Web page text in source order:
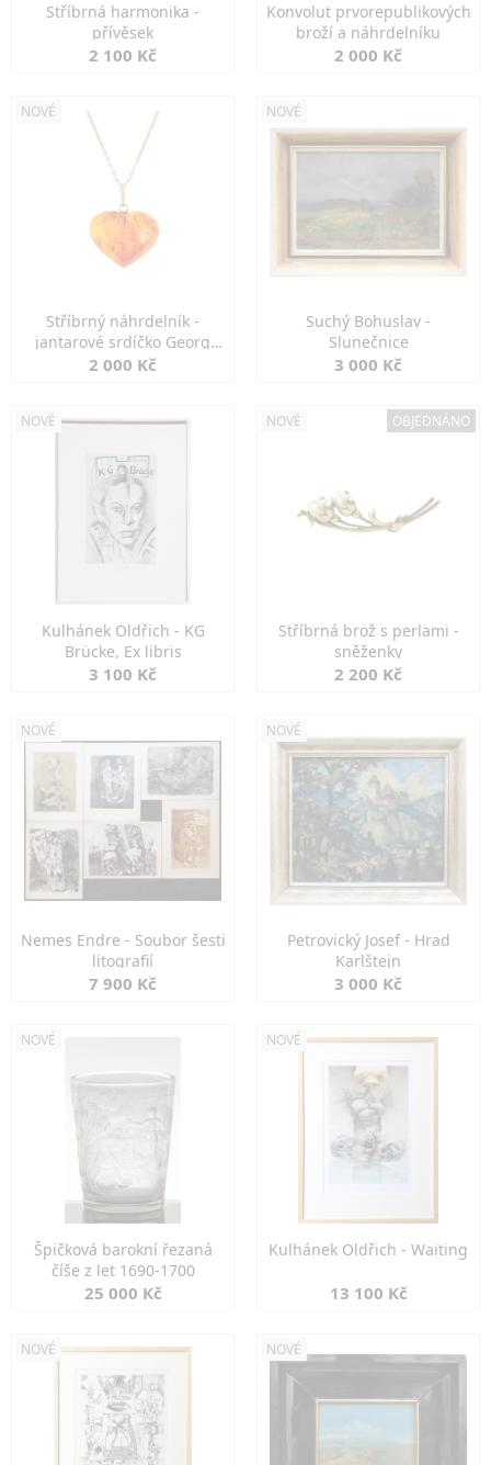
Stříbrná harmonika -
přívěsek
2 100 Kč
Konvolut prvorepublikových
broží a náhrdelníku
2 000 Kč
NOVÉ
Stříbrný náhrdelník -
jantarové srdíčko Georg
Kramer
2 000 Kč
NOVÉ
Suchý Bohuslav -
Slunečnice
3 000 Kč
NOVÉ
Kulhánek Oldřich - KG
Brücke, Ex libris
3 100 Kč
NOVÉ OBJEDNÁNO
Stříbrná brož s perlami -
sněženky
2 200 Kč
NOVÉ
Nemes Endre - Soubor šesti
litografií
7 900 Kč
NOVÉ
Petrovický Josef - Hrad
Karlštejn
3 000 Kč
NOVÉ
Špičková barokní řezaná
číše z let 1690-1700
25 000 Kč
NOVÉ
Kulhánek Oldřich - Waiting
13 100 Kč
NOVÉ NOVÉ